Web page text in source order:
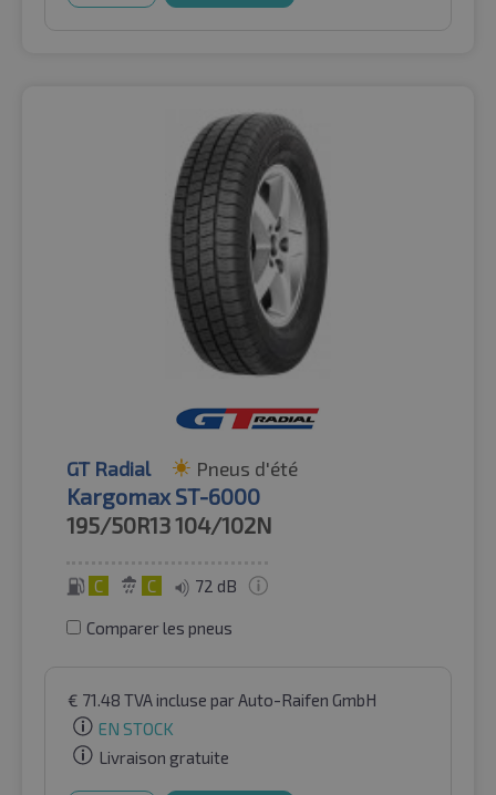
GT Radial Pneus d'été
Kargomax ST-6000
195/50R13104/102N
C C 72 dB
Comparer les pneus
€ 71.48 TVA incluse par Auto-Raifen GmbH
EN STOCK
Livraison gratuite